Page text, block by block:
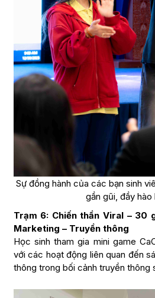
Sự đồng hành của các bạn sinh
gần gũi, đầy hào
Trạm 6: Chiến thần Viral – 30
Marketing – Truyền thông
Học sinh tham gia mini game
với các hoạt động liên quan đến
thông trong bối cảnh truyền thông